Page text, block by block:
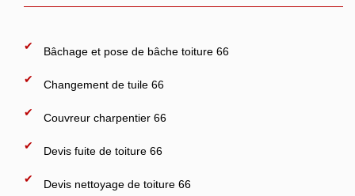
Bâchage et pose de bâche toiture 66
Changement de tuile 66
Couvreur charpentier 66
Devis fuite de toiture 66
Devis nettoyage de toiture 66